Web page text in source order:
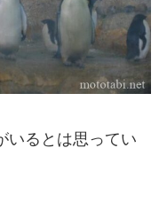
いるとは思ってい